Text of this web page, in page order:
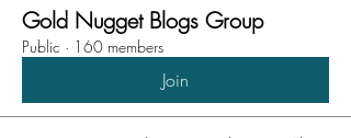
Gold Nugget Blogs Group
Public · 160 members
Join